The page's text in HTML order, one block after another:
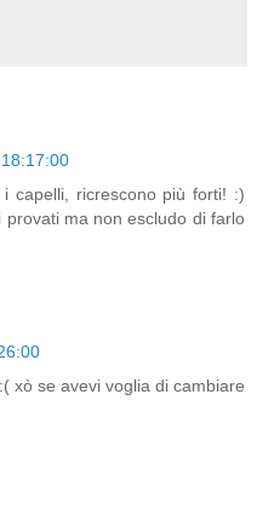
capelli, ricrescono più forti! :)
ma non escludo di farlo
xò se avevi voglia di cambiare